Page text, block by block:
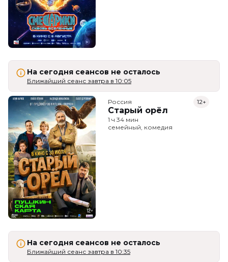
На сегодня сеансов не осталось
Ближайший сеанс завтра в 10:05
Россия
Старый орёл
12+
1 ч 34 мин
семейный, комедия
На сегодня сеансов не осталось
Ближайший сеанс завтра в 10:35